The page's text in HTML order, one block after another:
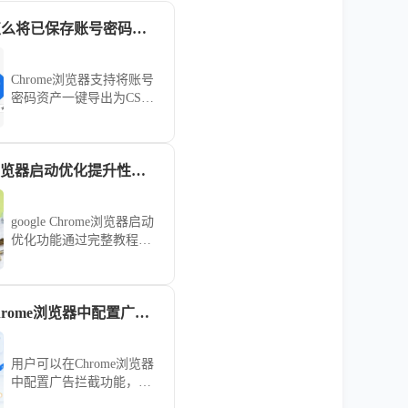
Chrome浏览器怎么将已保存账号密码导出CSV文档
Chrome浏览器支持将账号
密码资产一键导出为CSV
损坏导致的信息丢失风google Chrome浏览器启动优化提升性能完整教程
google Chrome浏览器启动
优化功能通过完整教程讲
常使用效率，优化整体性
如何在Google Chrome浏览器中配置广告拦截
用户可以在Chrome浏览器
中配置广告拦截功能，有